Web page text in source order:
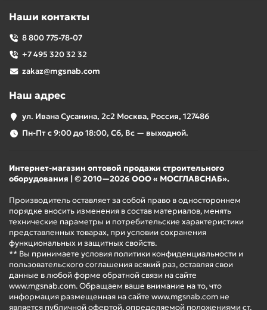
Наши контакты
8 800 775-78-07
+7 495 320 32 32
zakaz@mgsnab.com
Наш адрес
ул. Ивана Сусанина, 2с2 Москва, Россия, 127486
Пн-Пт с 9:00 до 18:00, Сб, Вс — выходной.
Интернет-магазин оптовой продажи строительного
оборудования | © 2010—2026 ООО « МОСГЛАВСНАБ».
Производитель оставляет за собой право в одностороннем
порядке вносить изменения в состав материалов, менять
технические параметры и потребительские характеристики
представленных товарах, при условии сохранения
функциональных и защитных свойств.
** Вы принимаете условия политики конфиденциальности и
пользовательского соглашения всякий раз, оставляя свои
данные в любой форме обратной связи на сайте
www.mgsnab.com. Обращаем ваше внимание на то, что
информация размещенная на сайте www.mgsnab.com не
является публичной офертой, определяемой положениями ст.